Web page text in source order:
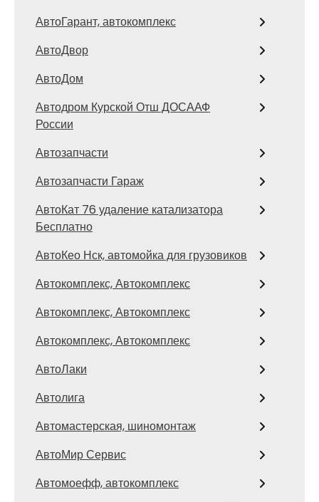
АвтоГарант, автокомплекс
АвтоДвор
АвтоДом
Автодром Курской Отш ДОСААФ
России
Автозапчасти
Автозапчасти Гараж
АвтоКат 76 удаление катализатора
Бесплатно
АвтоКео Нск, автомойка для грузовиков
Автокомплекс, Автокомплекс
Автокомплекс, Автокомплекс
Автокомплекс, Автокомплекс
АвтоЛаки
Автолига
Автомастерская, шиномонтаж
АвтоМир Сервис
Автомоефф, автокомплекс